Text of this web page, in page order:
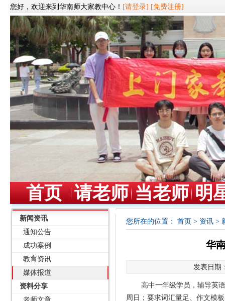
您好，欢迎来到华南师大家教中心！ [请登录] [免费注册]
首页 请老师 当老师 明
新闻资讯
通知公告
成功案例
教育资讯
媒体报道
资料分享
您所在的位置： 首页 > 资讯 >
华
发表日期
高中一年级学员，辅导英
周日；要求词汇量足、作文模